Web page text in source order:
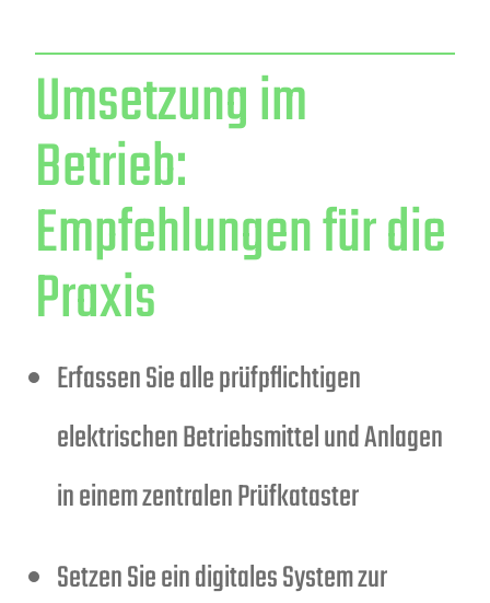
Umsetzung im
Betrieb:
Empfehlungen für die
Praxis
Erfassen Sie alle prüfpflichtigen
elektrischen Betriebsmittel und Anlagen
in einem zentralen Prüfkataster
Setzen Sie ein digitales System zur